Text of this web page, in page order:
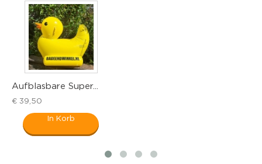
Aufblasbare Super...
€ 39,50
In Korb